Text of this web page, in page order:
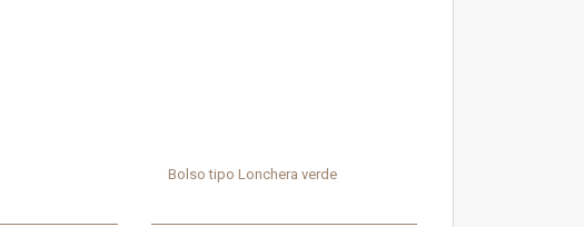
Bolso tipo Lonchera verde